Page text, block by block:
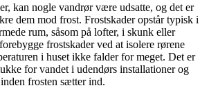
kan nogle vandrør være udsatte, og det er
dem mod frost. Frostskader opstår typisk i
rum, såsom på lofter, i skunk eller
frostskader ved at isolere rørene
i huset ikke falder for meget. Det er
for vandet i udendørs installationer og
frosten sætter ind.